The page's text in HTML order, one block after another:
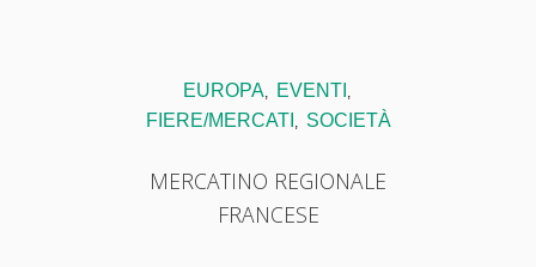
EUROPA, EVENTI ,
FIERE/MERCATI , SOCIETÀ
MERCATINO REGIONALE
FRANCESE